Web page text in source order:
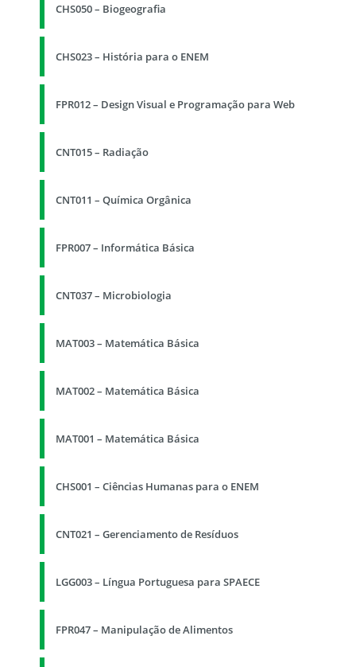
CHS050 – Biogeografia
CHS023 – História para o ENEM
FPR012 – Design Visual e Programação para Web
CNT015 – Radiação
CNT011 – Química Orgânica
FPR007 – Informática Básica
CNT037 – Microbiologia
MAT003 – Matemática Básica
MAT002 – Matemática Básica
MAT001 – Matemática Básica
CHS001 – Ciências Humanas para o ENEM
CNT021 – Gerenciamento de Resíduos
LGG003 – Língua Portuguesa para SPAECE
FPR047 – Manipulação de Alimentos